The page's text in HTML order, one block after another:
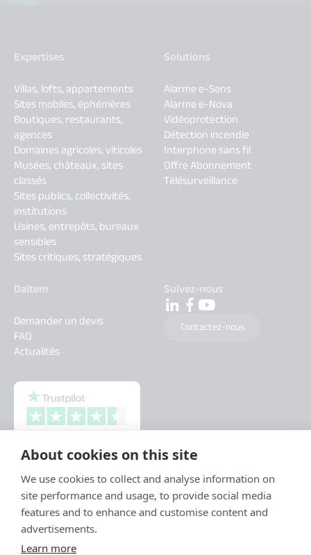
About cookies on this site
We use cookies to collect and analyse information on
site performance and usage, to provide social media
features and to enhance and customise content and
advertisements.
Learn more
Expertises
Villas, lofts, appartements
Sites mobiles, éphémères
Boutiques, restaurants,
agences
Domaines agricoles, viticoles
Musées, châteaux, sites
classés
Sites publics, collectivités,
institutions
Usines, entrepôts, bureaux
sensibles
Sites critiques, stratégiques
Solutions
Alarme e-Sens
Alarme e-Nova
Vidéoprotection
Détection incendie
Interphone sans fil
Offre Abonnement
Télésurveillance
Daitem
Demander un devis
FAQ
Actualités
Suivez-nous
Contactez-nous